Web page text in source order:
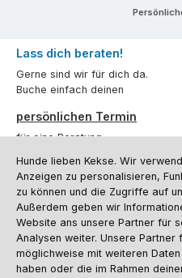
Lass dich beraten!
Gerne sind wir für dich da.
Buche einfach deinen
persönlichen Termin
für eine Beratung.
Oder über unserKontaktformular.
Vertrag widerrufen
Kundenservice
Hunde lieben Kekse. Wir
Anzeigen zu personalisieren,
zu können und die Zugriffe auf
Außerdem geben wir
Website ans unsere Partner für
Analysen weiter. Unsere Partner
möglichweise mit weiteren
haben oder die im Rahmen